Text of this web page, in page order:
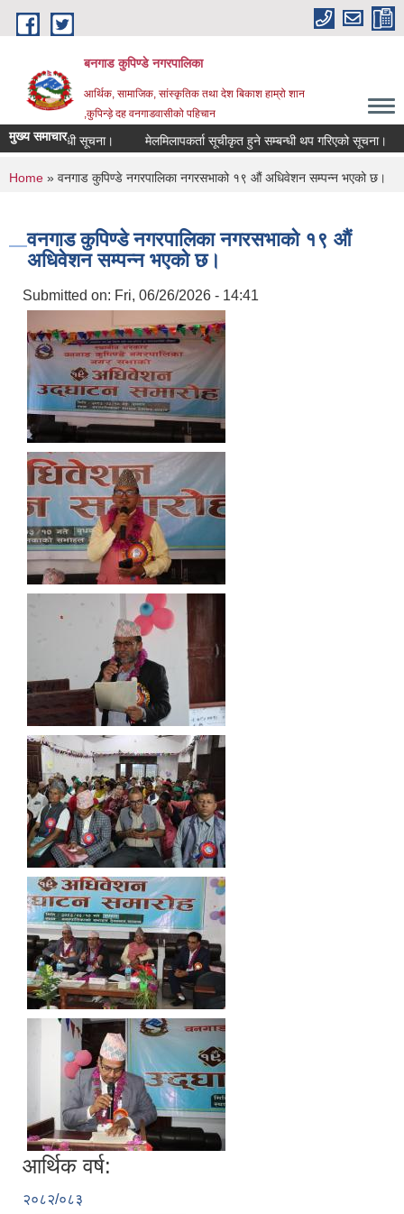
Skip to main content
बनगाड कुपिण्डे नगरपालिका
आर्थिक, सामाजिक, सांस्कृतिक तथा देश बिकाश हाम्रो शान
,कुपिन्ड़े दह वनगाडवासीको पहिचान
मुख्य समाचार
सम्बन्धी सूचना। मेलमिलापकर्ता सूचीकृत हुने सम्बन्धी थप गरिएको सूचना।
You are here
Home » वनगाड कुपिण्डे नगरपालिका नगरसभाको १९ औं अधिवेशन सम्पन्न भएको छ।
वनगाड कुपिण्डे नगरपालिका नगरसभाको १९ औं
अधिवेशन सम्पन्न भएको छ।
Submitted on: Fri, 06/26/2026 - 14:41
आर्थिक वर्ष:
२०८२/०८३